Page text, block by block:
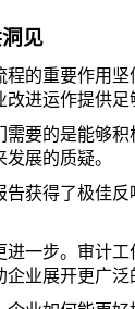
见
程的重要作用
进运作提供足
要的是能够
展的质疑。
获得了极佳
一步。审计
业展开更广泛